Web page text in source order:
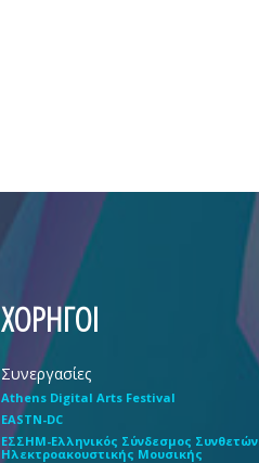
ΧΟΡΗΓΟΙ
Συνεργασίες
Athens Digital Arts Festival
EASTN-DC
EΣΣHM-Eλληνικός Σύνδεσμος Συνθετών
Hλεκτροακουστικής Mουσικής